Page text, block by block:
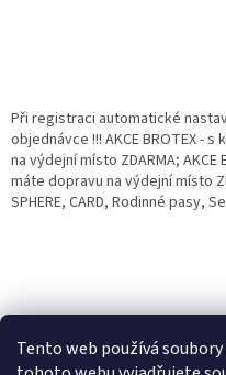
Tento web používá
Při registraci automatické
objednávce !!! AKCE BROTEX -
na výdejní místo ZDARMA;
máte dopravu na výdejní místo
SPHERE, CARD, Rodinné pasy,